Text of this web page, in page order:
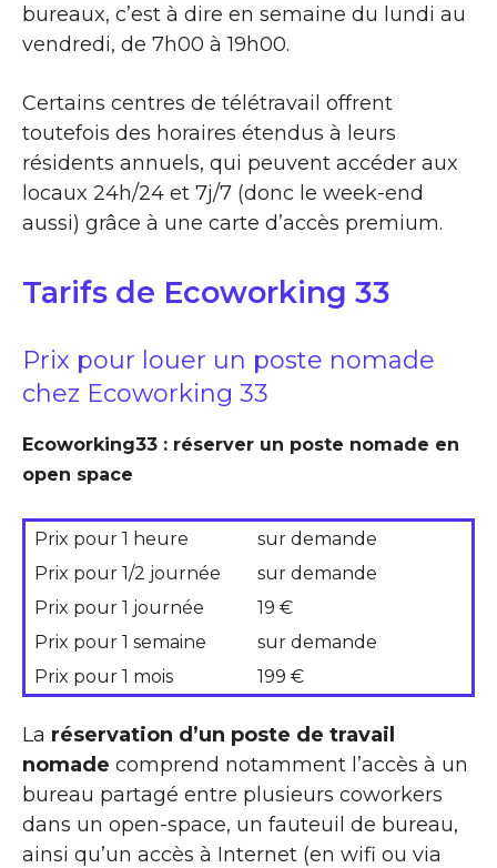
bureaux, c’est à dire en semaine du lundi au
vendredi, de 7h00 à 19h00.
Certains centres de télétravail offrent
toutefois des horaires étendus à leurs
résidents annuels, qui peuvent accéder aux
locaux 24h/24 et 7j/7 (donc le week-end
aussi) grâce à une carte d’accès premium.
Tarifs de Ecoworking 33
Prix pour louer un poste nomade
chez Ecoworking 33
Ecoworking33 : réserver un poste nomade en
open space
Prix pour 1 heure
sur demande
Prix pour 1/2 journée
sur demande
Prix pour 1 journée
19 €
Prix pour 1 semaine
sur demande
Prix pour 1 mois
199 €
La réservation d’un poste de travail
nomade comprend notamment l’accès à un
bureau partagé entre plusieurs coworkers
dans un open-space, un fauteuil de bureau,
ainsi qu’un accès à Internet (en wifi ou via